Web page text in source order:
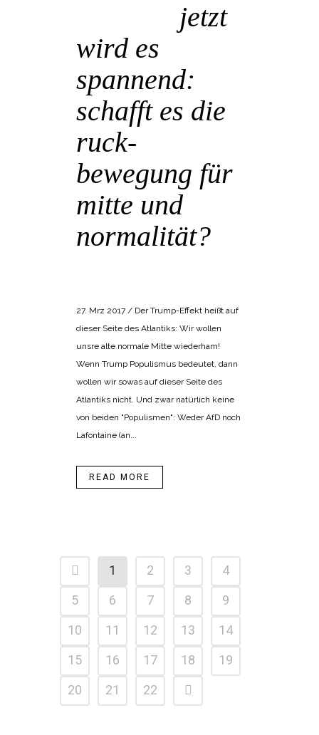
jetzt
wird es
spannend:
schafft es die
ruck-
bewegung für
mitte und
normalität?
27. Mrz 2017 / Der Trump-Effekt heißt auf
dieser Seite des Atlantiks: Wir wollen
unsre alte normale Mitte wiederham!
Wenn Trump Populismus bedeutet, dann
wollen wir sowas auf dieser Seite des
Atlantiks nicht. Und zwar natürlich keine
von beiden "Populismen": Weder AfD noch
Lafontaine (an...
READ MORE
1 2 3
4
5
6 7 8
9
10
11 12 13
14
15
16 17 18
19
20
21 22